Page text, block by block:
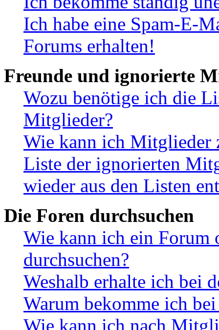
Ich habe eine Spam-E-
Forums erhalten!
Freunde und ignorierte
Wozu benötige ich die
Mitglieder?
Wie kann ich Mitglieder
Liste der ignorierten
wieder aus den Listen
Die Foren durchsuchen
Wie kann ich ein Forum
durchsuchen?
Weshalb erhalte ich bei
Warum bekomme ich
Wie kann ich nach